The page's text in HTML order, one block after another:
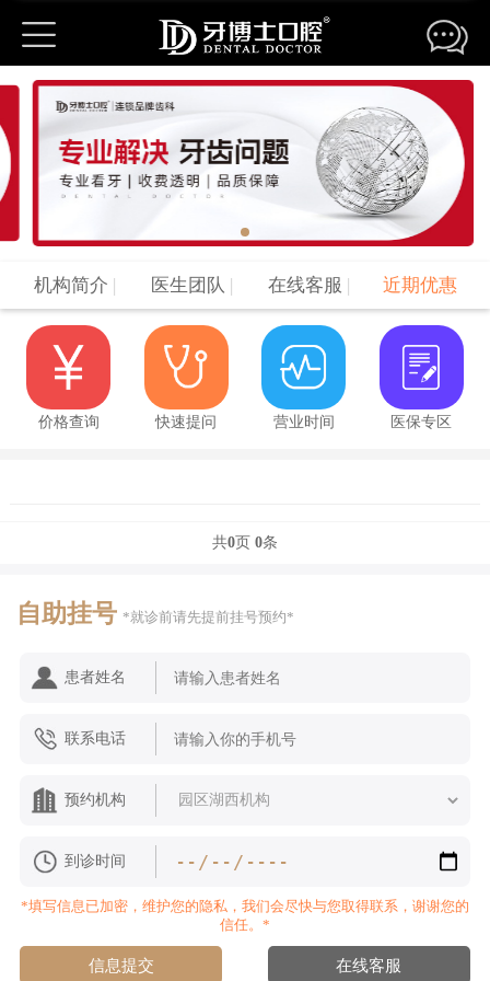
机构简介 | 医生团队 | 在线客服 | 近期优惠
价格查询 快速提问 营业时间 医保专区
共0页 0条
自助挂号 *就诊前请先提前挂号预约*
患者姓名
联系电话
预约机构
到诊时间
*填写信息已加密，维护您的隐私，我们会尽快与您取得联系，谢谢您的
信任。*
信息提交 在线客服